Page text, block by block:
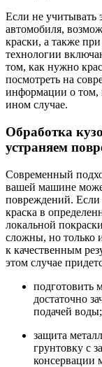
Если не учитывать
автомобиля,
краски, а также
технологии
том, как нужно
посмотреть на
информации о том,
ином случае.
Обработка
устраняем
Современный
вашей машине
повреждений. Если
краска в
локальной
сложны, но только
к качественным
этом случае
подготовить
достаточно
подачей воды;
защита
грунтовку с
консервации